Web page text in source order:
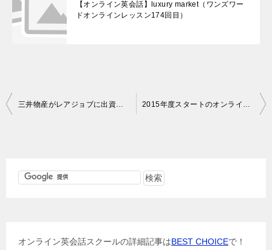
【オンライン英会話】luxury market（ワンズワー
ドオンラインレッスン174回目）
投
オンライン英会話スクールの詳細記事はBEST CHOICEで！